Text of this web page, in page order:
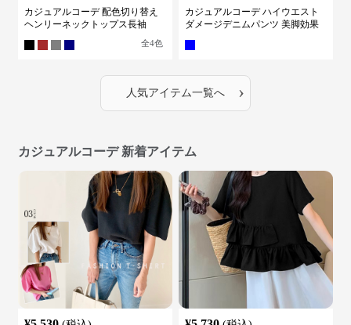
カジュアルコーデ 配色切り替え
ヘンリーネックトップス長袖
全4色
カジュアルコーデ ハイウエスト
ダメージデニムパンツ 美脚効果
人気アイテム一覧へ ›
カジュアルコーデ 新着アイテム